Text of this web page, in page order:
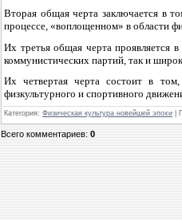
Вторая общая черта заключается в
процессе, «воплощенном» в области
Их третья общая черта проявляется
коммунистических партий, так и
Их четвертая черта состоит в
физкультурного и спортивного
Категория: Физическая культура новейшей эпохи |
Всего комментариев:0